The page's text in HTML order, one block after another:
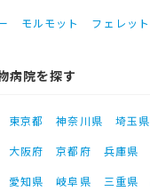
モルモット フェレット
病院を探す
東京都 神奈川県 埼玉県
大阪府 京都府 兵庫県
愛知県 岐阜県 三重県